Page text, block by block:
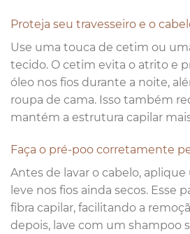
Proteja seu travesseiro e o
Use uma touca de cetim ou
tecido. O cetim evita o atrito e
óleo nos fios durante a noite,
roupa de cama. Isso também
mantém a estrutura capilar
Faça o pré-poo corretamente
Antes de lavar o cabelo,
leve nos fios ainda secos. Esse
fibra capilar, facilitando a
depois, lave com um shampoo